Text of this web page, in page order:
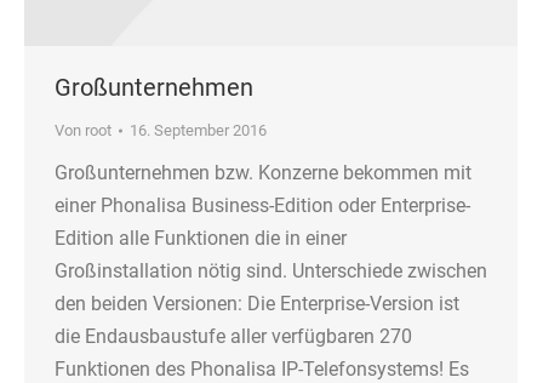
Großunternehmen
Von root 16. September 2016
Großunternehmen bzw. Konzerne bekommen mit
einer Phonalisa Business-Edition oder Enterprise-
Edition alle Funktionen die in einer
Großinstallation nötig sind. Unterschiede zwischen
den beiden Versionen: Die Enterprise-Version ist
die Endausbaustufe aller verfügbaren 270
Funktionen des Phonalisa IP-Telefonsystems! Es